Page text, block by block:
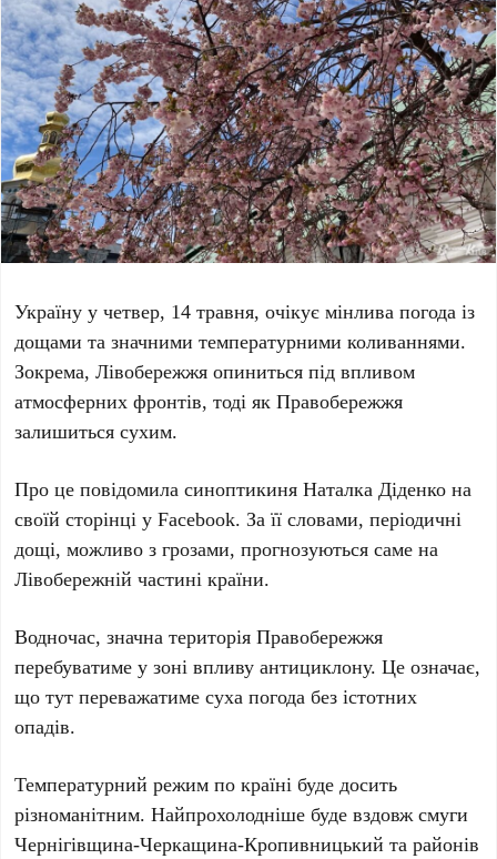
Україну учетвер, 14 травня, очікує мінлива погода із
дощами та значними температурними коливаннями.
Зокрема, Лівобережжя опиниться під впливом
атмосферних фронтів, тоді як Правобережжя
залишиться сухим.
Про це повідомила синоптикиняНаталка Діденко на
своїй сторінці у Facebook. За її словами, періодичні
дощі, можливо з грозами, прогнозуються саме на
Лівобережній частині країни.
Водночас, значна територія Правобережжя
перебуватиме у зоні впливу антициклону. Це означає,
що тут переважатиме суха погода без істотних
опадів.
Температурний режим по країні буде досить
різноманітним. Найпрохолодніше буде вздовж смуги
Чернігівщина-Черкащина-Кропивницький та районів